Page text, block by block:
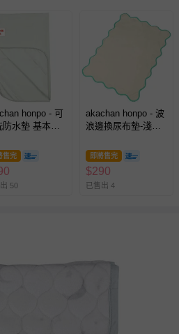
honpo - 可
防水墊 基本款-
日本
售完
50
akachan honpo - 波
浪邊換尿布墊-淺綠
即將售完
$290
已售出 4